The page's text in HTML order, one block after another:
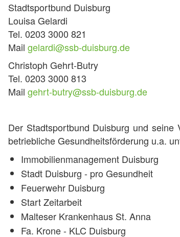
Stadtsportbund Duisburg
Louisa Gelardi
Tel. 0203 3000 821
Mail gelardi@ssb-duisburg.de
Christoph Gehrt-Butry
Tel. 0203 3000 813
Mail gehrt-butry@ssb-duisburg.de
Der Stadtsportbund Duisburg und
betriebliche Gesundheitsförderung u.a.
Immobilienmanagement Duisburg
Stadt Duisburg - pro Gesundheit
Feuerwehr Duisburg
Start Zeitarbeit
Malteser Krankenhaus St. Anna
Fa. Krone - KLC Duisburg